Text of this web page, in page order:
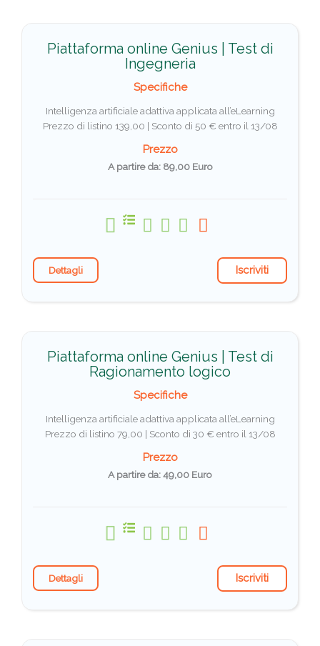
Piattaforma online Genius | Test di
Ingegneria
Specifiche
Intelligenza artificiale adattiva applicata all’eLearning
Prezzo di listino 139,00 | Sconto di 50 € entro il 13/08
Prezzo
A partire da: 89,00 Euro
Dettagli Iscriviti
Piattaforma online Genius | Test di
Ragionamento logico
Specifiche
Intelligenza artificiale adattiva applicata all’eLearning
Prezzo di listino 79,00 | Sconto di 30 € entro il 13/08
Prezzo
A partire da: 49,00 Euro
Dettagli Iscriviti